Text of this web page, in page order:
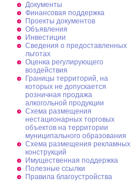
Документы
Финансовая поддержка
Проекты документов
Объявления
Инвестиции
Сведения о предоставленных
льготах
Оценка регулирующего
воздействия
Границы территорий, на
которых не допускается
розничная продажа
алкогольной продукции
Схема размещения
нестационарных торговых
объектов на территории
муниципального образования
Схема размещения рекламных
конструкций
Имущественная поддержка
Полезные ссылки
Правила благоустройства